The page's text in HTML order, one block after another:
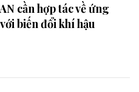
cần hợp tác về ứng
biến đổi khí hậu